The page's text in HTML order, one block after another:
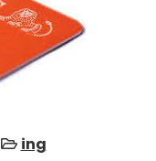
ing